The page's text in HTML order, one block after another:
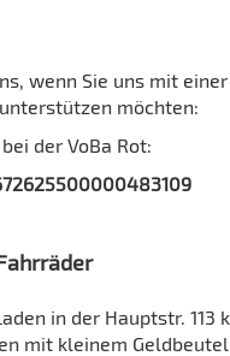
wenn Sie uns mit einer
möchten:
der VoBa Rot:
in der Hauptstr. 113
mit kleinem Geldbeutel